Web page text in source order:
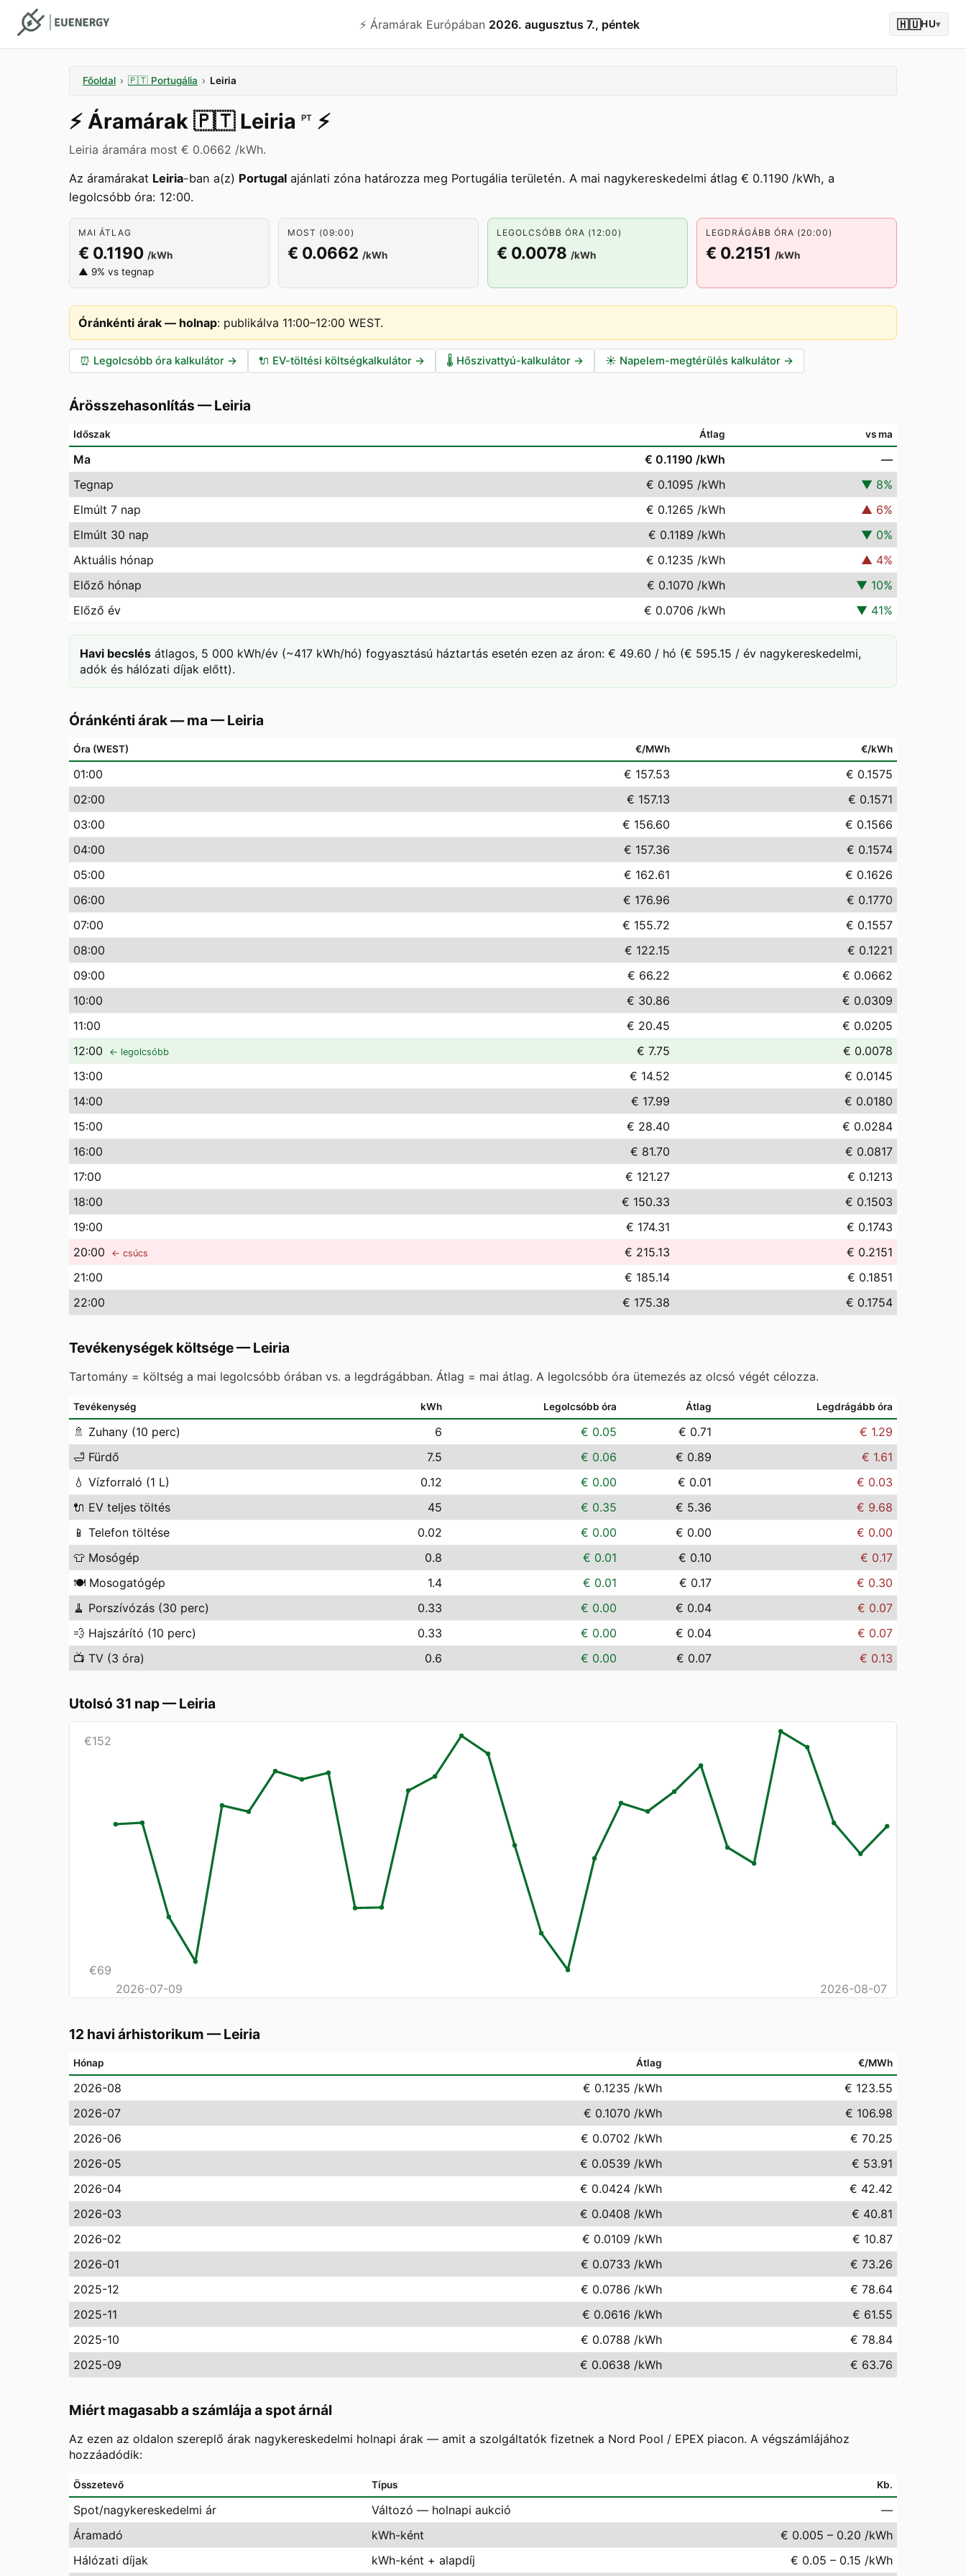
⚡️ Áramárak Európában 2026. augusztus 7., péntek 🇭🇺HU▾
Főoldal › 🇵🇹 Portugália › Leiria
⚡️ Áramárak 🇵🇹 Leiria PT ⚡️
Leiria áramára most € 0.0662 /kWh.
Az áramárakat Leiria-ban a(z) Portugal ajánlati zóna határozza meg Portugália területén. A mai nagykereskedelmi átlag € 0.1190 /kWh, a
legolcsóbb óra: 12:00.
MAI ÁTLAG
€ 0.1190 /kWh
▲ 9% vs tegnap
MOST (09:00)
€ 0.0662 /kWh
LEGOLCSÓBB ÓRA (12:00)
€ 0.0078 /kWh
LEGDRÁGÁBB ÓRA (20:00)
€ 0.2151 /kWh
Óránkénti árak — holnap: publikálva 11:00–12:00 WEST.
⏰ Legolcsóbb óra kalkulátor → 🔌 EV-töltési költségkalkulátor → 🌡️ Hőszivattyú-kalkulátor → ☀️ Napelem-megtérülés kalkulátor →
Árösszehasonlítás —Leiria
Időszak Átlag vs ma
Ma € 0.1190 /kWh
—
Tegnap
€ 0.1095 /kWh ▼ 8%
Elmúlt 7 nap
€ 0.1265 /kWh ▲ 6%
Elmúlt 30 nap
€ 0.1189 /kWh ▼ 0%
Aktuális hónap
€ 0.1235 /kWh ▲ 4%
Előző hónap
€ 0.1070 /kWh ▼ 10%
Előző év
€ 0.0706 /kWh ▼ 41%
Havi becslés átlagos, 5 000 kWh/év (~417 kWh/hó) fogyasztású háztartás esetén ezen az áron: € 49.60 / hó (€ 595.15 / év nagykereskedelmi,
adók és hálózati díjak előtt).
Óránkénti árak — ma —Leiria
Óra (WEST) €/MWh €/kWh
01:00 € 157.53
€ 0.1575
02:00 € 157.13
€ 0.1571
03:00 € 156.60
€ 0.1566
04:00 € 157.36
€ 0.1574
05:00 € 162.61
€ 0.1626
06:00 € 176.96
€ 0.1770
07:00 € 155.72
€ 0.1557
08:00 € 122.15
€ 0.1221
09:00 € 66.22
€ 0.0662
10:00 € 30.86
€ 0.0309
11:00 € 20.45
€ 0.0205
12:00 ← legolcsóbb € 7.75
€ 0.0078
13:00 € 14.52
€ 0.0145
14:00 € 17.99
€ 0.0180
15:00 € 28.40
€ 0.0284
16:00 € 81.70
€ 0.0817
17:00 € 121.27
€ 0.1213
18:00 € 150.33
€ 0.1503
19:00 € 174.31
€ 0.1743
20:00 ← csúcs € 215.13
€ 0.2151
21:00 € 185.14
€ 0.1851
22:00 € 175.38 € 0.1754
Tevékenységek költsége—Leiria
Tartomány = költség a mai legolcsóbb órában vs. a legdrágábban. Átlag = mai átlag. A legolcsóbb óra ütemezés az olcsó végét célozza.
Tevékenység kWh Legolcsóbb óra Átlag Legdrágább óra
🚿 Zuhany (10 perc) 6 € 0.05 € 0.71
€ 1.29
🛁 Fürdő 7.5 € 0.06 € 0.89
€ 1.61
💧 Vízforraló (1 L) 0.12 € 0.00 € 0.01
€ 0.03
🔌 EV teljes töltés 45 € 0.35 € 5.36
€ 9.68
📱 Telefon töltése 0.02 € 0.00 € 0.00
€ 0.00
👕 Mosógép 0.8 € 0.01 € 0.10
€ 0.17
🍽️ Mosogatógép 1.4 € 0.01 € 0.17
€ 0.30
🧹 Porszívózás (30 perc) 0.33 € 0.00 € 0.04
€ 0.07
💨 Hajszárító (10 perc) 0.33 € 0.00 € 0.04
€ 0.07
📺 TV (3 óra) 0.6 € 0.00 € 0.07 € 0.13
Utolsó 31 nap—Leiria
€152
€69
2026-07-09
2026-08-07
12 havi árhistorikum —Leiria
Hónap Átlag €/MWh
2026-08 € 0.1235 /kWh
€ 123.55
2026-07
€ 0.1070 /kWh
€ 106.98
2026-06
€ 0.0702 /kWh
€ 70.25
2026-05
€ 0.0539 /kWh
€ 53.91
2026-04
€ 0.0424 /kWh
€ 42.42
2026-03
€ 0.0408 /kWh
€ 40.81
2026-02
€ 0.0109 /kWh
€ 10.87
2026-01
€ 0.0733 /kWh
€ 73.26
2025-12
€ 0.0786 /kWh
€ 78.64
2025-11
€ 0.0616 /kWh
€ 61.55
2025-10
€ 0.0788 /kWh
€ 78.84
2025-09
€ 0.0638 /kWh € 63.76
Miért magasabb a számlája a spot árnál
Az ezen az oldalon szereplő árak nagykereskedelmi holnapi árak — amit a szolgáltatók fizetnek a Nord Pool / EPEX piacon. A végszámlájához
hozzáadódik:
Összetevő Típus Kb.
Spot/nagykereskedelmi ár Változó — holnapi aukció
—
Áramadó
kWh-ként
€ 0.005 – 0.20 /kWh
Hálózati díjak
kWh-ként + alapdíj € 0.05 – 0.15 /kWh